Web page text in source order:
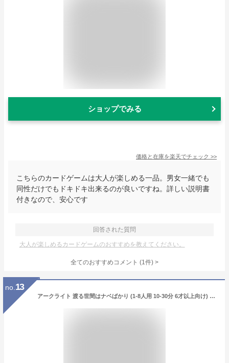
ショップでみる
価格と在庫を楽天でチェック >>
こちらのカードゲームは大人が楽しめる一品。男女一緒でも
同性だけでもドキドキ出来るのが良いですね。詳しい説明書
付きなので、安心です
回答された質問
大人が楽しめるカードゲームのおすすめを教えてください。
全てのおすすめコメント (1件) >
no. 13
アークライト 渡る世間はナベばかり (1-8人用 10-30分 6才以上向け) ボードゲーム